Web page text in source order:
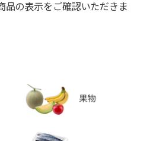
品の表示をご確認いただきま